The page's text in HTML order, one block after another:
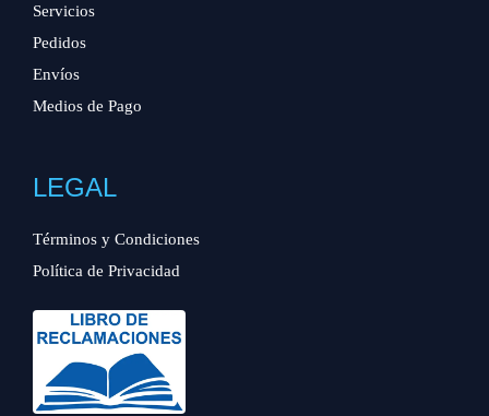
Servicios
Pedidos
Envíos
Medios de Pago
LEGAL
Términos y Condiciones
Política de Privacidad